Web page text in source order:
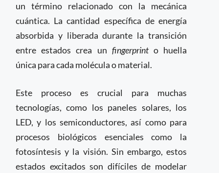
un término relacionado con la mecánica
cuántica. La cantidad específica de energía
absorbida y liberada durante la transición
entre estados crea un fingerprinto huella
única para cada molécula o material.
Este proceso es crucial para muchas
tecnologías, como los paneles solares, los
LED, y los semiconductores, así como para
procesos biológicos esenciales como la
fotosíntesis y la visión. Sin embargo, estos
estados excitados son difíciles de modelar